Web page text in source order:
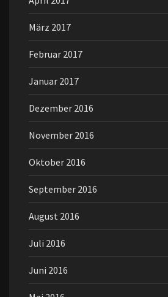
März 2017
Februar 2017
Januar 2017
Dezember 2016
November 2016
Oktober 2016
September 2016
August 2016
Juli 2016
Juni 2016